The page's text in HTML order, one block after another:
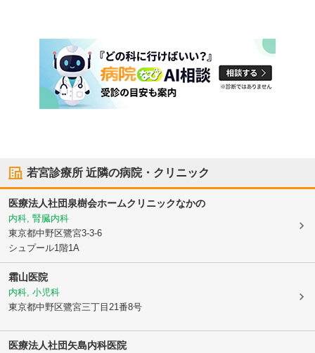
若宮診療所 近隣の病院・クリニック
医療法人社団泉樹会ホームクリニックなかの
内科, 腎臓内科
東京都中野区鷺宮3-3-6
シュプール1階1A
霜山医院
内科, 小児科
東京都中野区鷺宮三丁目21番8号
医療法人社団矢島内科医院